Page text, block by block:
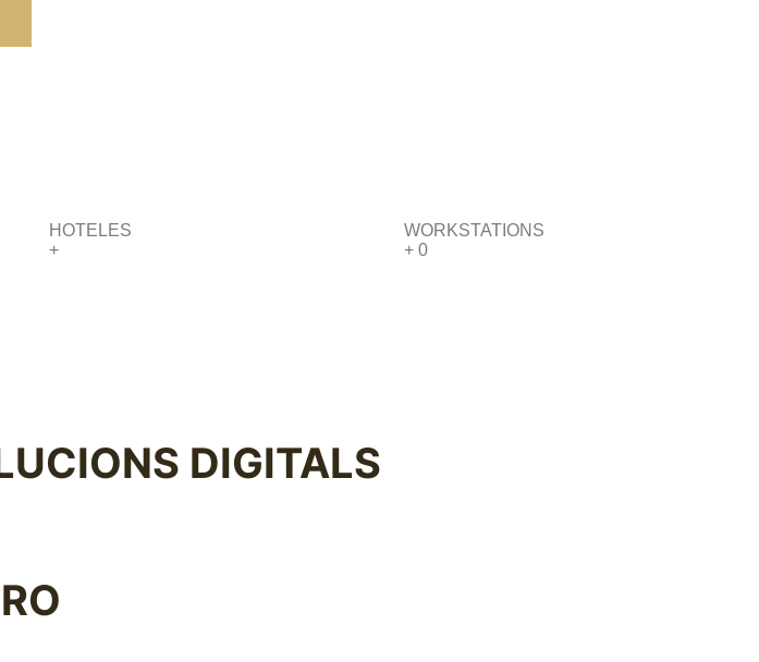
HOTELES
+
WORKSTATIONS
+ 0
DIGITALS​